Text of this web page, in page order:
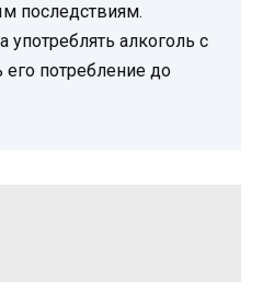
последствиям.
употреблять алкоголь с
его потребление до